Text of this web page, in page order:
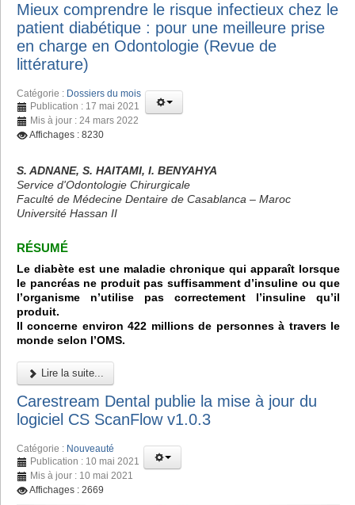
Mieux comprendre le risque infectieux chez le
patient diabétique : pour une meilleure prise
en charge en Odontologie (Revue de
littérature)
Catégorie : Dossiers du mois
Publication : 17 mai 2021
Mis à jour : 24 mars 2022
Affichages : 8230
S. ADNANE, S. HAITAMI, I. BENYAHYA
Service d'Odontologie Chirurgicale
Faculté de Médecine Dentaire de Casablanca – Maroc
Université Hassan II
RÉSUMÉ
Le diabète est une maladie chronique qui apparaît lorsque
le pancréas ne produit pas suffisamment d’insuline ou que
l’organisme n’utilise pas correctement l’insuline qu’il
produit.
Il concerne environ 422 millions de personnes à travers le
monde selon l’OMS.
Lire la suite...
Carestream Dental publie la mise à jour du
logiciel CS ScanFlow v1.0.3
Catégorie : Nouveauté
Publication : 10 mai 2021
Mis à jour : 10 mai 2021
Affichages : 2669